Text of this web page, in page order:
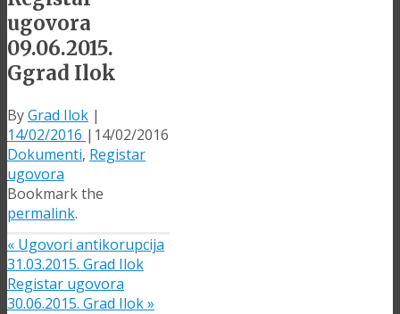
ugovora
09.06.2015.
Ggrad Ilok
ByGrad Ilok |
14/02/2016 | 14/02/2016
Dokumenti, Registar
ugovora
Bookmark the
permalink.
« Ugovori antikorupcija
31.03.2015. Grad Ilok
Registar ugovora
30.06.2015. Grad Ilok»